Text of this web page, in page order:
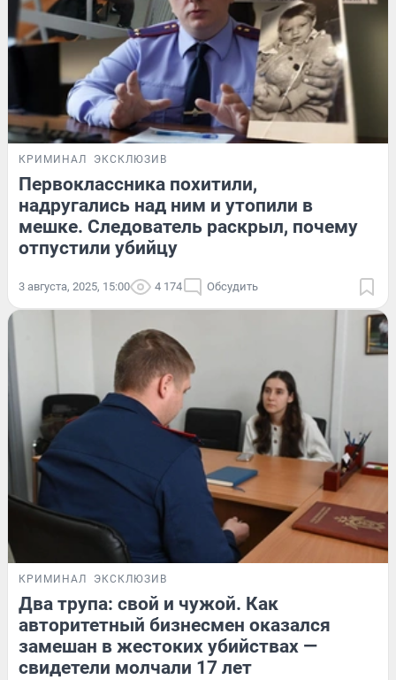
КРИМИНАЛ ЭКСКЛЮЗИВ
Первоклассника похитили,
надругались над ним и утопили в
мешке. Следователь раскрыл, почему
отпустили убийцу
3 августа, 2025, 15:00 4 174 Обсудить
КРИМИНАЛ ЭКСКЛЮЗИВ
Два трупа: свой и чужой. Как
авторитетный бизнесмен оказался
замешан в жестоких убийствах —
свидетели молчали 17 лет